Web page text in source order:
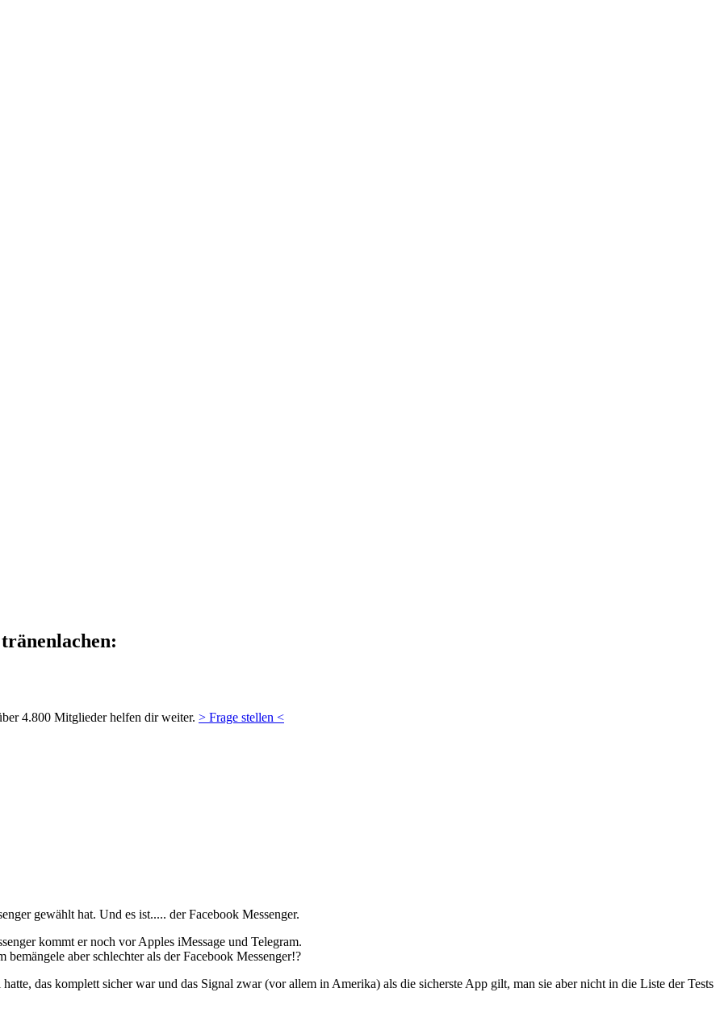
4.800 Mitglieder helfen dir weiter. > Frage stellen <
gewählt hat. Und es ist..... der Facebook Messenger.
kommt er noch vor Apples iMessage und Telegram.
aber schlechter als der Facebook Messenger!?
das komplett sicher war und das Signal zwar (vor allem in Amerika) als die sicherste App gilt, man sie aber nicht in die Liste der Tests